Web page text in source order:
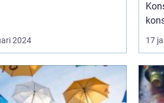
2024 17